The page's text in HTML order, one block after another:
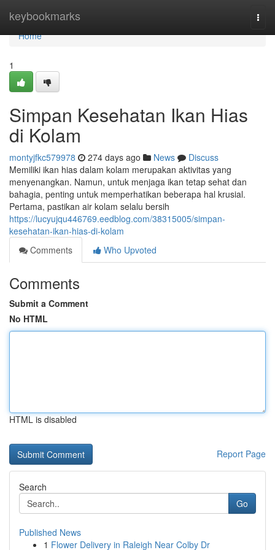
keybookmarks
Home
Home
1
Simpan Kesehatan Ikan Hias
di Kolam
montyjfkc579978 274 days ago News
Discuss
Memiliki ikan hias dalam kolam merupakan aktivitas yang
menyenangkan. Namun, untuk menjaga ikan tetap sehat dan
bahagia, penting untuk memperhatikan beberapa hal krusial.
Pertama, pastikan air kolam selalu bersih
https://lucyujqu446769.eedblog.com/38315005/simpan-
kesehatan-ikan-hias-di-kolam
Comments
Who Upvoted
Comments
Submit a Comment
No HTML
HTML is disabled
Report Page
Search
Go
Published News
1 Flower Delivery in Raleigh Near Colby Dr